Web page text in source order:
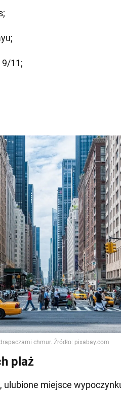
9/11;
plaż
ulubione miejsce